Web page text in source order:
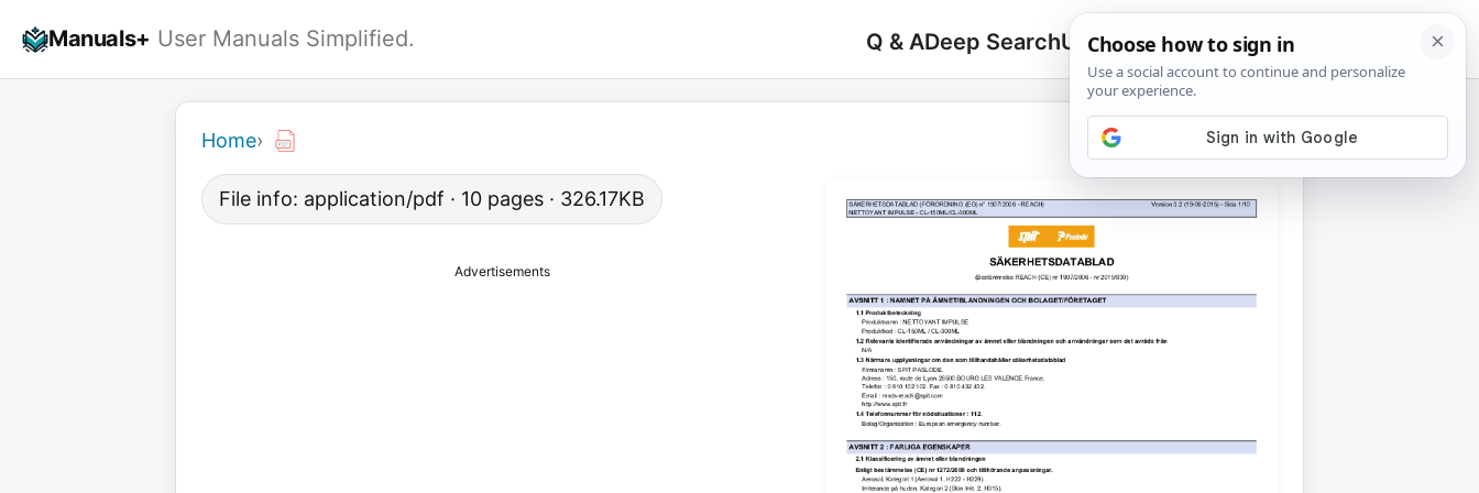
Manuals+ User Manuals Simplified. Q & ADeep SearchUpload
Search
for:
🔍
Home›
File info: application/pdf · 10 pages · 326.17KB
Advertisements